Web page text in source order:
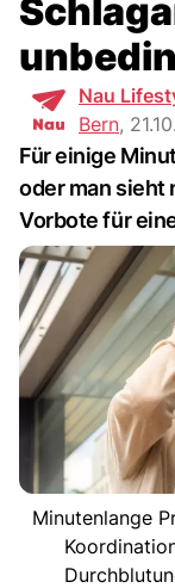
Nau
Bern,
Für einige
oder man sieht
Vorbote für
Minutenlange